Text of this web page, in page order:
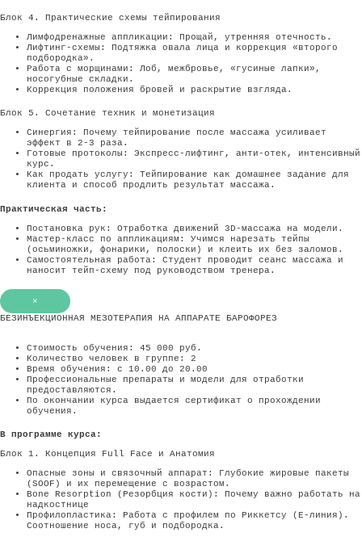
Блок 4. Практические схемы тейпирования
Лимфодренажные аппликации: Прощай, утренняя отечность.
Лифтинг-схемы: Подтяжка овала лица и коррекция «второго
подбородка».
Работа с морщинами: Лоб, межбровье, «гусиные лапки»,
носогубные складки.
Коррекция положения бровей и раскрытие взгляда.
Блок 5. Сочетание техник и монетизация
Синергия: Почему тейпирование после массажа усиливает
эффект в 2-3 раза.
Готовые протоколы: Экспресс-лифтинг, анти-отек, интенсивный
курс.
Как продать услугу: Тейпирование как домашнее задание для
клиента и способ продлить результат массажа.
Практическая часть:
Постановка рук: Отработка движений 3D-массажа на модели.
Мастер-класс по аппликациям: Учимся нарезать тейпы
(осьминожки, фонарики, полоски) и клеить их без заломов.
Самостоятельная работа: Студент проводит сеанс массажа и
наносит тейп-схему под руководством тренера.
×
БЕЗИНЪЕКЦИОННАЯ МЕЗОТЕРАПИЯ НА АППАРАТЕ БАРОФОРЕЗ
Стоимость обучения: 45 000 руб.
Количество человек в группе: 2
Время обучения: с 10.00 до 20.00
Профессиональные препараты и модели для отработки
предоставляются.
По окончании курса выдается сертификат о прохождении
обучения.
В программе курса:
Блок 1. Концепция Full Face и Анатомия
Опасные зоны и связочный аппарат: Глубокие жировые пакеты
(SOOF) и их перемещение с возрастом.
Bone Resorption (Резорбция кости): Почему важно работать на
надкостнице
Профилопластика: Работа с профилем по Риккетсу (E-линия).
Соотношение носа, губ и подбородка.